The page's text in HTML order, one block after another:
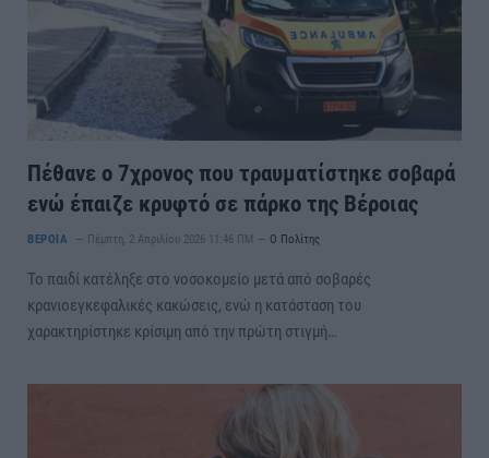
Πέθανε ο 7χρονος που τραυματίστηκε σοβαρά
ενώ έπαιζε κρυφτό σε πάρκο της Βέροιας
ΒΕΡΟΙΑ Πέμπτη, 2 Απριλίου 2026 11:46 ΠΜ Ο Πολίτης
Το παιδί κατέληξε στο νοσοκομείο μετά από σοβαρές
κρανιοεγκεφαλικές κακώσεις, ενώ η κατάσταση του
χαρακτηρίστηκε κρίσιμη από την πρώτη στιγμή…